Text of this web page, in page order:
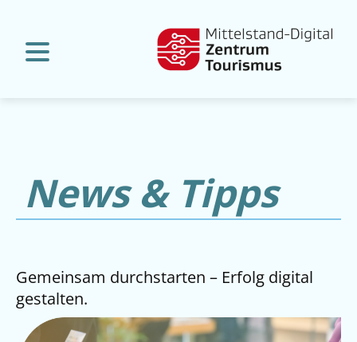
News & Tipps
Gemeinsam durchstarten – Erfolg digital
gestalten.